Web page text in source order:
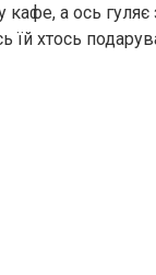
кафе, а ось
їй хтось